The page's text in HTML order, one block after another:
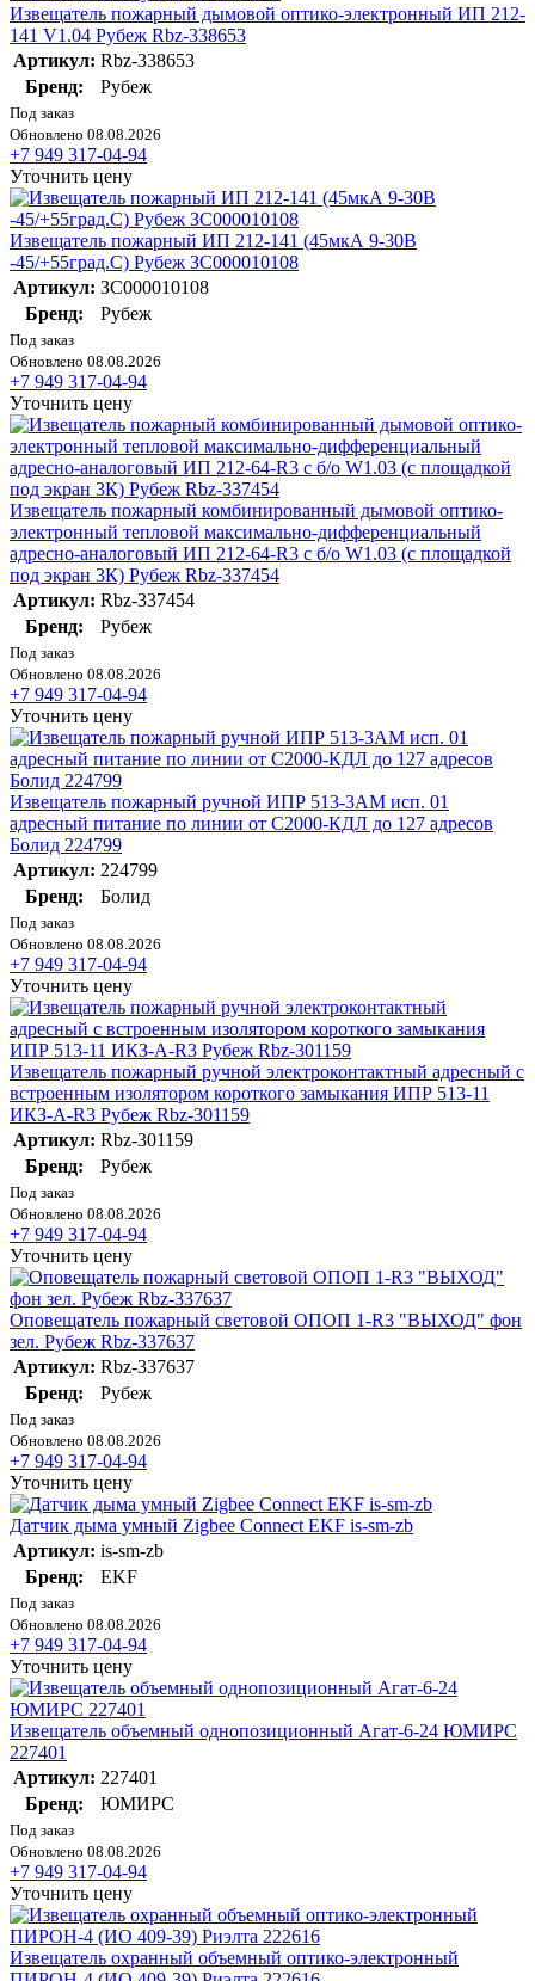
Извещатель пожарный дымовой оптико-электронный ИП 212-
141 V1.04 Рубеж Rbz-338653
Артикул: Rbz-338653
Бренд:
Рубеж
Под заказ
Обновлено 08.08.2026
+7 949 317-04-94
Уточнить цену
Извещатель пожарный ИП 212-141 (45мкА 9-30В
-45/+55град.C) Рубеж ЗС000010108
Артикул: ЗС000010108
Бренд:
Рубеж
Под заказ
Обновлено 08.08.2026
+7 949 317-04-94
Уточнить цену
Извещатель пожарный комбинированный дымовой оптико-
электронный тепловой максимально-дифференциальный
адресно-аналоговый ИП 212-64-R3 с б/о W1.03 (с площадкой
под экран 3К) Рубеж Rbz-337454
Артикул: Rbz-337454
Бренд:
Рубеж
Под заказ
Обновлено 08.08.2026
+7 949 317-04-94
Уточнить цену
Извещатель пожарный ручной ИПР 513-3АМ исп. 01
адресный питание по линии от С2000-КДЛ до 127 адресов
Болид 224799
Артикул: 224799
Бренд:
Болид
Под заказ
Обновлено 08.08.2026
+7 949 317-04-94
Уточнить цену
Извещатель пожарный ручной электроконтактный адресный с
встроенным изолятором короткого замыкания ИПР 513-11
ИКЗ-А-R3 Рубеж Rbz-301159
Артикул: Rbz-301159
Бренд:
Рубеж
Под заказ
Обновлено 08.08.2026
+7 949 317-04-94
Уточнить цену
Оповещатель пожарный световой ОПОП 1-R3 "ВЫХОД" фон
зел. Рубеж Rbz-337637
Артикул: Rbz-337637
Бренд:
Рубеж
Под заказ
Обновлено 08.08.2026
+7 949 317-04-94
Уточнить цену
Датчик дыма умный Zigbee Connect EKF is-sm-zb
Артикул: is-sm-zb
Бренд:
EKF
Под заказ
Обновлено 08.08.2026
+7 949 317-04-94
Уточнить цену
Извещатель объемный однопозиционный Агат-6-24 ЮМИРС
227401
Артикул: 227401
Бренд:
ЮМИРС
Под заказ
Обновлено 08.08.2026
+7 949 317-04-94
Уточнить цену
Извещатель охранный объемный оптико-электронный